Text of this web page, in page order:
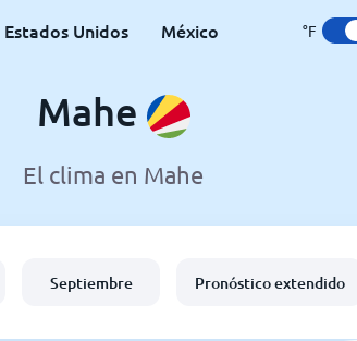
Estados Unidos México °F
Mahe
El clima en Mahe
Septiembre Pronóstico extendido